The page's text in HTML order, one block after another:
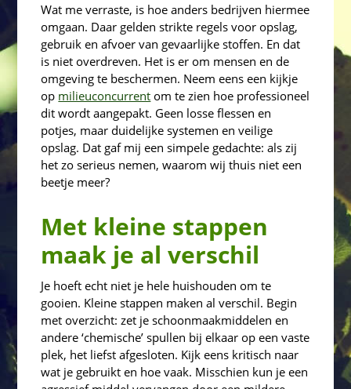
Wat me verraste, is hoe anders bedrijven hiermee
omgaan. Daar gelden strikte regels voor opslag,
gebruik en afvoer van gevaarlijke stoffen. En dat
is niet overdreven. Het is er om mensen en de
omgeving te beschermen. Neem eens een kijkje
op milieuconcurrent om te zien hoe professioneel
dit wordt aangepakt. Geen losse flessen en
potjes, maar duidelijke systemen en veilige
opslag. Dat gaf mij een simpele gedachte: als zij
het zo serieus nemen, waarom wij thuis niet een
beetje meer?
Met kleine stappen
maak je al verschil
Je hoeft echt niet je hele huishouden om te
gooien. Kleine stappen maken al verschil. Begin
met overzicht: zet je schoonmaakmiddelen en
andere ‘chemische’ spullen bij elkaar op een vaste
plek, het liefst afgesloten. Kijk eens kritisch naar
wat je gebruikt en hoe vaak. Misschien kun je een